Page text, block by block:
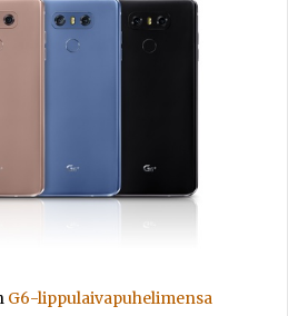
G6-lippulaivapuhelimensa